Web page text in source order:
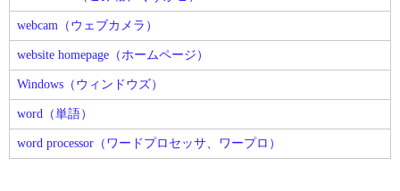
webcam（ウェブカメラ）
website homepage（ホームページ）
Windows（ウィンドウズ）
word（単語）
word processor（ワードプロセッサ、ワープロ）